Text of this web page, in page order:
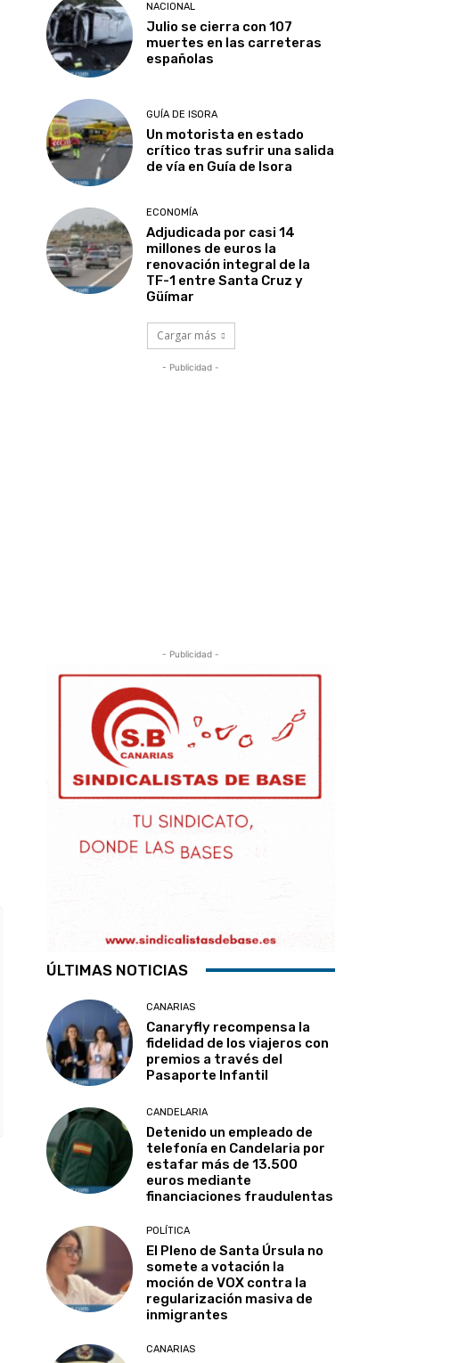
NACIONAL
Julio se cierra con 107
muertes en las carreteras
españolas
GUÍA DE ISORA
Un motorista en estado
crítico tras sufrir una salida
de vía en Guía de Isora
ECONOMÍA
Adjudicada por casi 14
millones de euros la
renovación integral de la
TF-1 entre Santa Cruz y
Güímar
Cargar más
- Publicidad -
- Publicidad -
ÚLTIMAS NOTICIAS
CANARIAS
Canaryfly recompensa la
fidelidad de los viajeros con
premios a través del
Pasaporte Infantil
CANDELARIA
Detenido un empleado de
telefonía en Candelaria por
estafar más de 13.500
euros mediante
financiaciones fraudulentas
POLÍTICA
El Pleno de Santa Úrsula no
somete a votación la
moción de VOX contra la
regularización masiva de
inmigrantes
CANARIAS